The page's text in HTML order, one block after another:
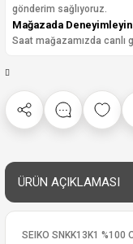
gönderim sağlıyoruz.
Mağazada
Saat mağazamızda canlı
ÜRÜN AÇIKLAMASI
SEIKO SNKK13K1